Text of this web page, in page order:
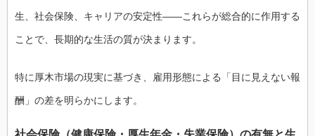
生、社会保険、キャリアの安定性――これらが総合的に作用する
ことで、長期的な生活の質が決まります。
特に厚木市場の現実に基づき、雇用形態による「目に見えない報
酬」の差を明らかにします。